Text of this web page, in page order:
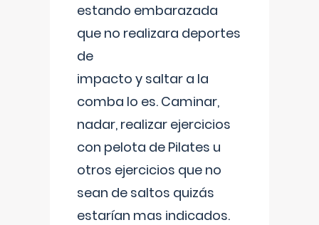
estando embarazada
que no realizara deportes
de
impacto y saltar a la
comba lo es. Caminar,
nadar, realizar ejercicios
con pelota de Pilates u
otros ejercicios que no
sean de saltos quizás
estarían mas indicados.